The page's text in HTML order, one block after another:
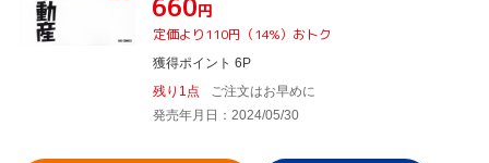
円
定価より110円（14%）おトク
獲得ポイント 6P
残り1点
ご注文はお早めに
発売年月日：2024/05/30